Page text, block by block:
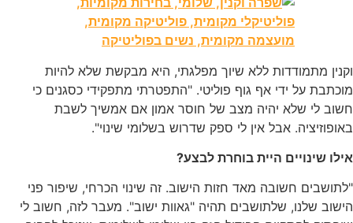
מתמודדות ללא שיוך מפלגתי, היא מבקשת שלא להיות
על ידי אף גוף פוליטי. "התפטרתי מתפקידי כסגנים כי
לי שלא יהיה מצב של חוסר אמון אם אמשיך לשבת
אבל אין לי ספק שדרוש בשלומי שינוי".
שינויים היית בוחרת לבצע?
חשובה מאד חזות הישוב. זה שינוי הכרחי, שיפור פני
שלנו, שלתושבים תהיה "גאוות ישוב". מעבר לזה, חשוב לי